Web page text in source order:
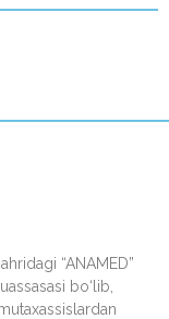
“ANAMED”
bo‘lib,